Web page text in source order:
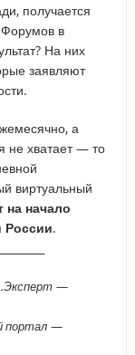
получается
в
На них
заявляют
а
не хватает — то
виртуальный
на начало
России.
—
портал —